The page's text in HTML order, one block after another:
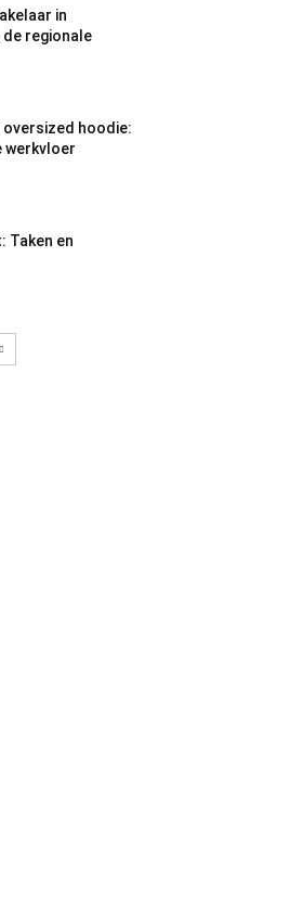
in
de regionale
oversized hoodie:
werkvloer
Taken en